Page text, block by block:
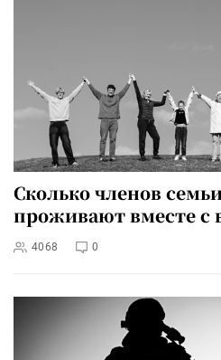
Сколько членов
проживают вместе с
4068 0